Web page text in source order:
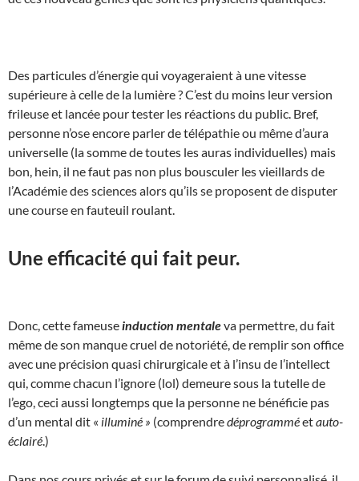
Des particules d’énergie qui voyageraient à une vitesse
supérieure à celle de la lumière ? C’est du moins leur version
frileuse et lancée pour tester les réactions du public. Bref,
personne n’ose encore parler de télépathie ou même d’aura
universelle (la somme de toutes les auras individuelles) mais
bon, hein, il ne faut pas non plus bousculer les vieillards de
l’Académie des sciences alors qu’ils se proposent de disputer
une course en fauteuil roulant.
Une efficacité qui fait peur.
Donc, cette fameuse induction mentaleva permettre, du fait
même de son manque cruel de notoriété, de remplir son office
avec une précision quasi chirurgicale et à l’insu de l’intellect
qui, comme chacun l’ignore (lol) demeure sous la tutelle de
l’ego, ceci aussi longtemps que la personne ne bénéficie pas
d’un mental dit « illuminé » (comprendredéprogramméetauto-
éclairé.)